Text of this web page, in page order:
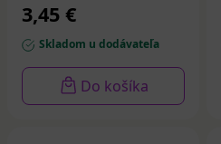
3,45 €
Skladom u dodávateľa
Do košíka